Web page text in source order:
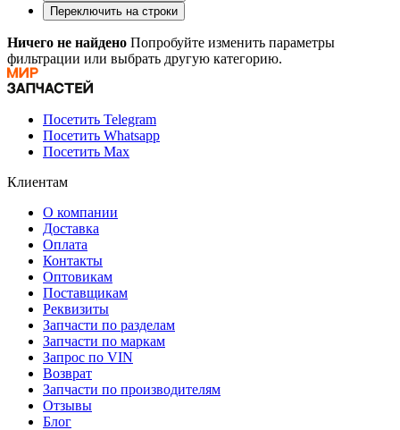
Переключить на строки
Ничего не найдено Попробуйте изменить параметры
фильтрации или выбрать другую категорию.
Посетить Telegram
Посетить Whatsapp
Посетить Max
Клиентам
О компании
Доставка
Оплата
Контакты
Оптовикам
Поставщикам
Реквизиты
Запчасти по разделам
Запчасти по маркам
Запрос по VIN
Возврат
Запчасти по производителям
Отзывы
Блог